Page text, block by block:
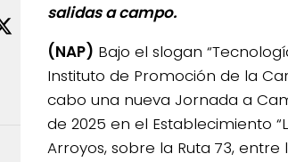
salidas a campo.
(NAP) Bajo el slogan
Instituto de Promoción de la
cabo una nueva Jornada a
de 2025 en el Establecimiento
Arroyos, sobre la Ruta 73, entre